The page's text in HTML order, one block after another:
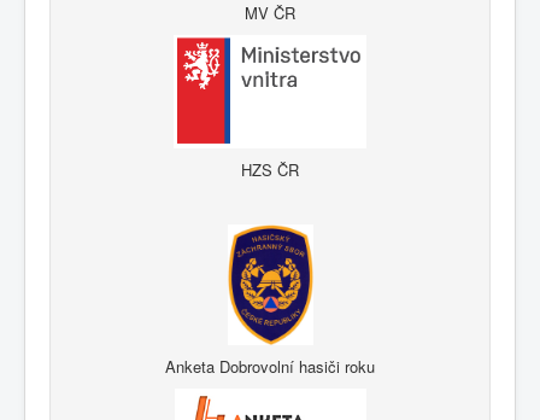
MV ČR
HZS ČR
Anketa Dobrovolní hasiči roku